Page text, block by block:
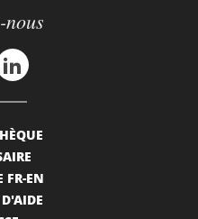
nous
FR-EN